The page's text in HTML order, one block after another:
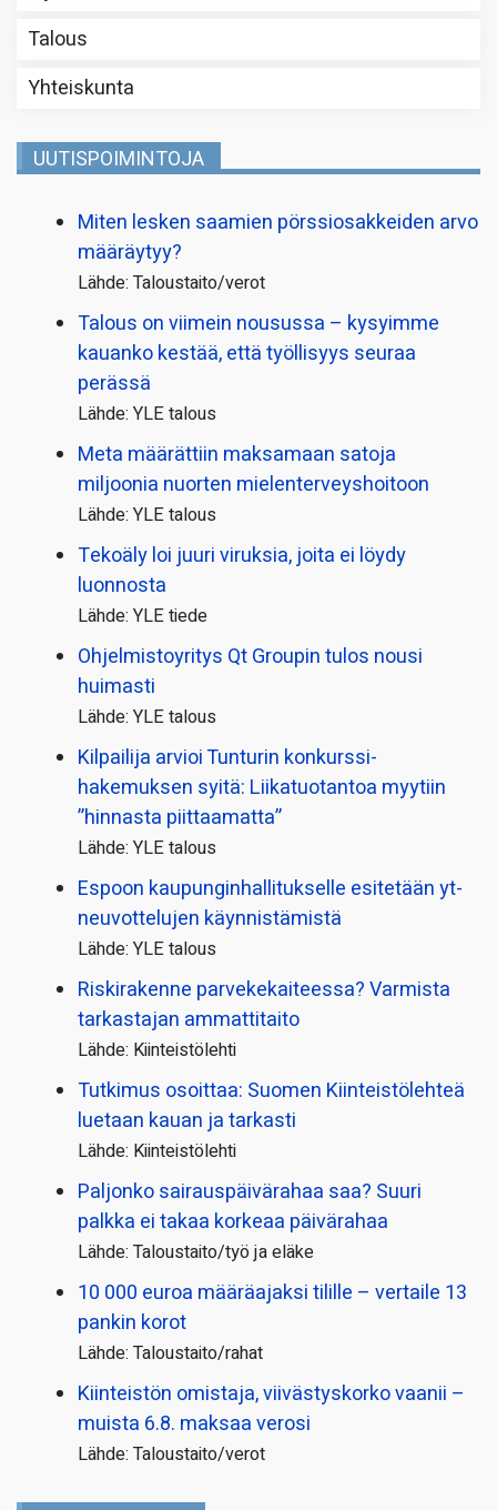
Talous
Yhteiskunta
UUTISPOIMINTOJA
Miten lesken saamien pörssi­osakkeiden arvo
määräytyy?
Lähde: Taloustaito/verot
Talous on viimein nousussa – kysyimme
kauanko kestää, että työllisyys seuraa
perässä
Lähde: YLE talous
Meta määrättiin maksamaan satoja
miljoonia nuorten mielenterveyshoitoon
Lähde: YLE talous
Tekoäly loi juuri viruksia, joita ei löydy
luonnosta
Lähde: YLE tiede
Ohjelmistoyritys Qt Groupin tulos nousi
huimasti
Lähde: YLE talous
Kilpailija arvioi Tunturin konkurssi­
hakemuksen syitä: Liikatuotantoa myytiin
”hinnasta piittaamatta”
Lähde: YLE talous
Espoon kaupungin­hallitukselle esitetään yt-
neuvottelujen käynnistämistä
Lähde: YLE talous
Riskirakenne parvekekaiteessa? Varmista
tarkastajan ammattitaito
Lähde: Kiinteistölehti
Tutkimus osoittaa: Suomen Kiinteistölehteä
luetaan kauan ja tarkasti
Lähde: Kiinteistölehti
Paljonko sairauspäivä­rahaa saa? Suuri
palkka ei takaa korkeaa päivärahaa
Lähde: Taloustaito/työ ja eläke
10 000 euroa määräajaksi tilille – vertaile 13
pankin korot
Lähde: Taloustaito/rahat
Kiinteistön omistaja, viivästyskorko vaanii –
muista 6.8. maksaa verosi
Lähde: Taloustaito/verot